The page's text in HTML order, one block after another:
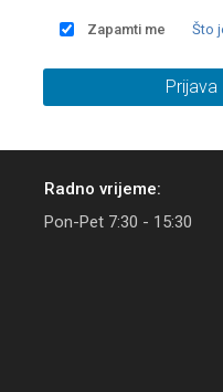
Zapamti me Što
Prijava
Radno vrijeme:
Pon-Pet 7:30 - 15:30